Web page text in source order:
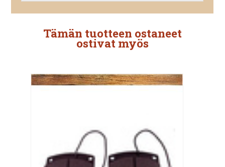
Tämän tuotteen ostaneet
ostivat myös